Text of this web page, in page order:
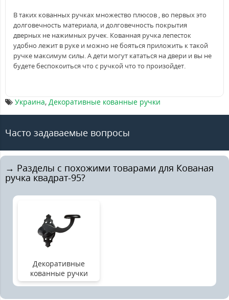
В таких кованных ручках множеcтво плюсов , во первых это
долговечность материала, и долговечность покрытия
дверных не нажимных ручек. Кованная ручка лепесток
удобно лежит в руке и можно не бояться приложить к такой
ручке максимум силы. А дети могут кататься на двери и вы не
будете беспокоиться что с ручкой что то произойдет.
Украина, Декоративные кованные ручки
Часто задаваемые вопросы
→ Разделы с похожими товарами для Кованая
ручка квадрат-95?
Декоративные
кованные ручки